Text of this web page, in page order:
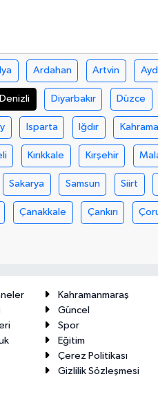
Ardahan Artvin
Denizli Diyarbakır Düzce
Isparta Iğdır
Kırıkkale Kırşehir
Sakarya Samsun Siirt
Çanakkale Çankırı
Kahramanmaraş
Güncel
Spor
Eğitim
Çerez Politikası
Gizlilik Sözleşmesi